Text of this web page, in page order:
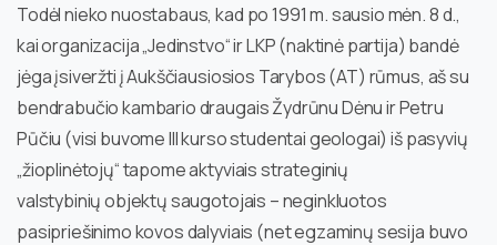
Todėl nieko nuostabaus, kad po 1991 m. sausio mėn. 8 d.,
kai organizacija „Jedinstvo“ ir LKP (naktinė partija) bandė
jėga įsiveržti į Aukščiausiosios Tarybos (AT) rūmus, aš su
bendrabučio kambario draugais Žydrūnu Dėnu ir Petru
Pūčiu (visi buvome III kurso studentai geologai) iš pasyvių
„žioplinėtojų“ tapome aktyviais strateginių
valstybinių objektų saugotojais – neginkluotos
pasipriešinimo kovos dalyviais (net egzaminų sesija buvo